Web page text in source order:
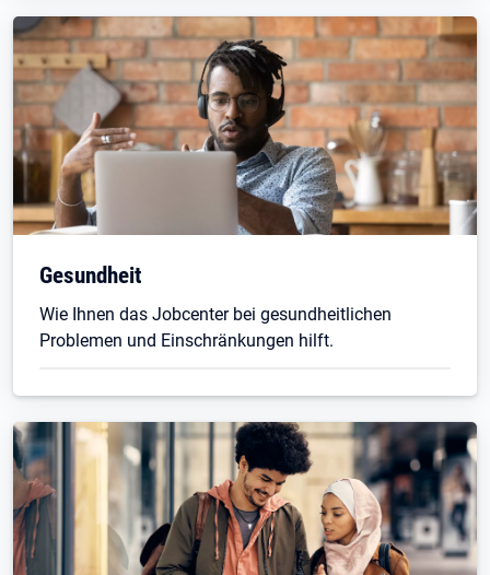
Gesundheit
Wie Ihnen das Jobcenter bei gesundheitlichen
Problemen und Einschränkungen hilft.